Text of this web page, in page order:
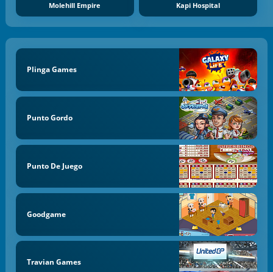
Molehill Empire Kapi Hospital
Plinga Games
Punto Gordo
Punto De Juego
Goodgame
Travian Games